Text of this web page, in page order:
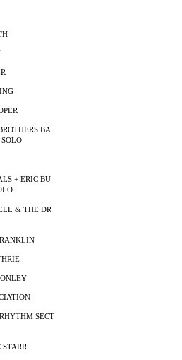
BA
+ ERIC BU
& THE DR
SECT